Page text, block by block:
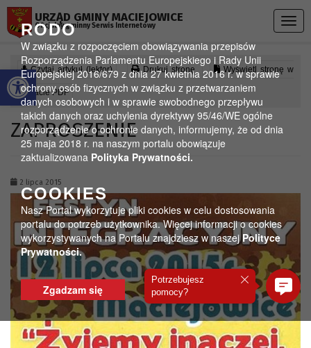
Otwórz pasek narzędzi
RODO
W związku z rozpoczęciem obowiązywania przepisów
Rozporządzenia Parlamentu Europejskiego i Rady Unii
Europejskiej 2016/679 z dnia 27 kwietnia 2016 r. w sprawie
ochrony osób fizycznych w związku z przetwarzaniem
danych osobowych i w sprawie swobodnego przepływu
takich danych oraz uchylenia dyrektywy 95/46/WE ogólne
rozporządzenie o ochronie danych, informujemy, że od dnia
25 maja 2018 r. na naszym portalu obowiązuje
zaktualizowana Polityka Prywatności.
COOKIES
Nasz Portal wykorzytuje pliki cookies w celu dostosowania
portalu do potrzeb użytkownika. Więcej informacji o cookies
wykorzystywanych na Portalu znajdziesz w naszejPolityce
Prywatności.
Zgadzam się
URZĄD GMINY MACIEJOWICE
Oficjalny gminny Serwis Internetowy
Czytaj artykuł (lektor) Drukuj stronę Wyświetl stronę w
formacie PDF
ZAPROSZENIE
2 lipca 2015
Potrzebujesz
pomocy?